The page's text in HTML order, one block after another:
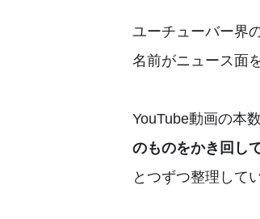
ユーチューバー界
名前がニュース面
YouTube動画の本
のものをかき回し
とつずつ整理して